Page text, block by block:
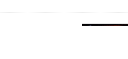
井冈情·中国梦丨薪火永相传 ，聆听革命先辈的初心故事
以练筑防——学院开展反恐防暴应急演练